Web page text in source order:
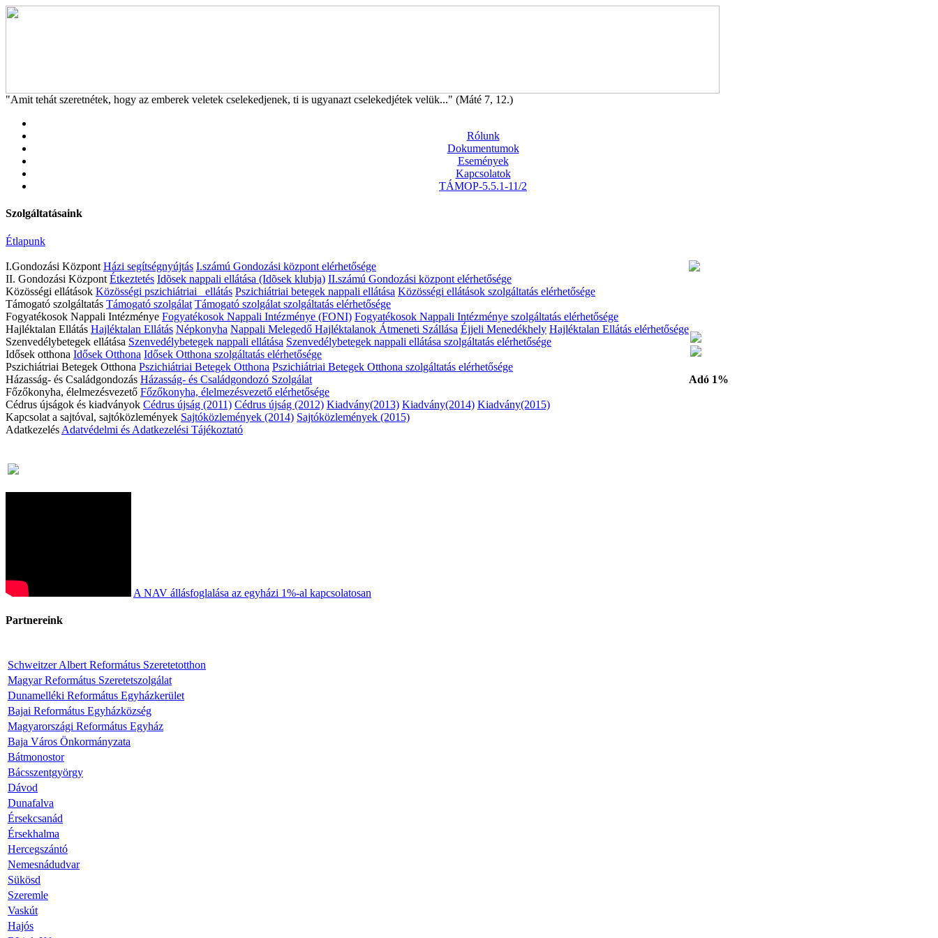
"Amit tehát szeretnétek, hogy az emberek veletek cselekedjenek, ti is ugyanazt cselekedjétek velük..." (Máté 7, 12.)
Rólunk
Dokumentumok
Események
Kapcsolatok
TÁMOP-5.5.1-11/2
Szolgáltatásaink
Étlapunk
I.Gondozási Központ Házi segítségnyújtás I.számú Gondozási központ elérhetősége
II. Gondozási Központ Étkeztetés Idõsek nappali ellátása (Idõsek klubja) II.számú Gondozási központ elérhetősége
Közösségi ellátások Közösségi pszichiátriai ellátás Pszichiátriai betegek nappali ellátása Közösségi ellátások szolgáltatás elérhetősége
Támogató szolgáltatás Támogató szolgálat Támogató szolgálat szolgáltatás elérhetősége
Fogyatékosok Nappali Intézménye Fogyatékosok Nappali Intézménye (FONI) Fogyatékosok Nappali Intézménye szolgáltatás elérhetősége
Hajléktalan Ellátás Hajléktalan Ellátás Népkonyha Nappali Melegedő Hajléktalanok Átmeneti Szállása Éjjeli Menedékhely Hajléktalan Ellátás elérhetősége
Szenvedélybetegek ellátása Szenvedélybetegek nappali ellátása Szenvedélybetegek nappali ellátása szolgáltatás elérhetősége
Idősek otthona Idősek Otthona Idősek Otthona szolgáltatás elérhetősége
Pszichiátriai Betegek Otthona Pszichiátriai Betegek Otthona Pszichiátriai Betegek Otthona szolgáltatás elérhetősége
Házasság- és Családgondozás Házasság- és Családgondozó Szolgálat
Főzőkonyha, élelmezésvezető Főzőkonyha, élelmezésvezető elérhetősége
Cédrus újságok és kiadványok Cédrus újság (2011) Cédrus újság (2012) Kiadvány(2013) Kiadvány(2014) Kiadvány(2015)
Kapcsolat a sajtóval, sajtóközlemények Sajtóközlemények (2014) Sajtóközlemények (2015)
Adatkezelés Adatvédelmi és Adatkezelési Tájékoztató
Adó 1%
A NAV állásfoglalása az egyházi 1%-al kapcsolatosan
Partnereink
Schweitzer Albert Református Szeretetotthon
Magyar Református Szeretetszolgálat
Dunamelléki Református Egyházkerület
Bajai Református Egyházközség
Magyarországi Református Egyház
Baja Város Önkormányzata
Bátmonostor
Bácsszentgyörgy
Dávod
Dunafalva
Érsekcsanád
Érsekhalma
Hercegszántó
Nemesnádudvar
Sükösd
Szeremle
Vaskút
Hajós